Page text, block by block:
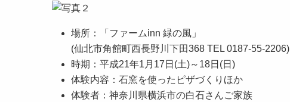
場所：「ファームinn 緑の風」
(仙北市角館町西長野川下田368 TEL 0187-55-2206)
時期：平成21年1月17日(土)～18日(日)
体験内容：石窯を使ったピザづくりほか
体験者：神奈川県横浜市の白石さんご家族